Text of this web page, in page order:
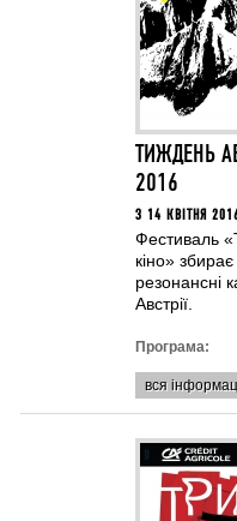
ТИЖДЕНЬ
2016
З 14 КВІТНЯ
Фестиваль
кіно» збирає
резонансні
Австрії.
Програма:
вся